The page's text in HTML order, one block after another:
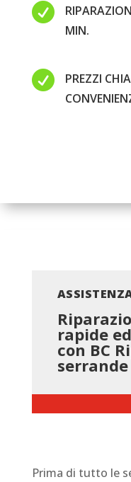

MIN.

PREZZI
rapide
con BC
serrande
Prima di tutto le